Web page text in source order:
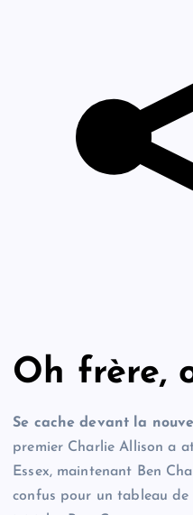
Oh frère,
Se cache devant la
premier Charlie Allison a
Essex, maintenant Ben
confus pour un tableau